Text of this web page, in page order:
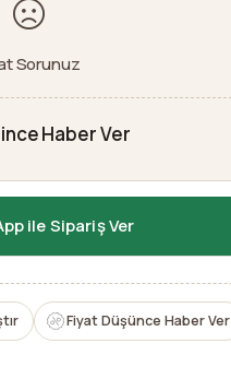
Sorunuz
Haber Ver
ile Sipariş Ver
Fiyat Düşünce Haber Ver